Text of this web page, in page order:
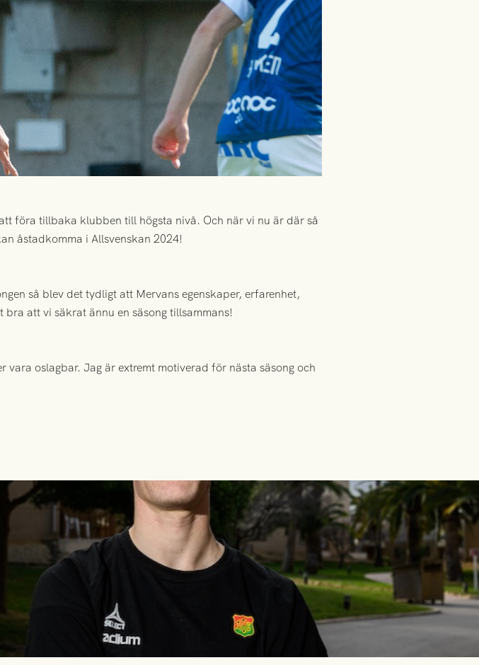
föra tillbaka klubben till högsta nivå. Och när vi nu är där så
åstadkomma i Allsvenskan 2024!
så blev det tydligt att Mervans egenskaper, erfarenhet,
att vi säkrat ännu en säsong tillsammans!
vara oslagbar. Jag är extremt motiverad för nästa säsong och